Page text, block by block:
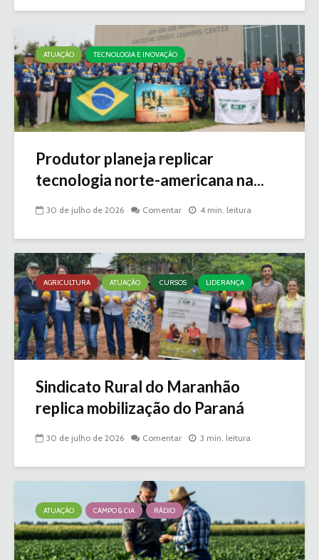
ATUAÇÃO TECNOLOGIA E INOVAÇÃO
Produtor planeja replicar
tecnologia norte-americana na...
30 de julho de 2026 Comentar 4 min. leitura
AGRICULTURA ATUAÇÃO CURSOS LIDERANÇA
Sindicato Rural do Maranhão
replica mobilização do Paraná
30 de julho de 2026 Comentar 3 min. leitura
ATUAÇÃO CAMPO & CIA RÁDIO